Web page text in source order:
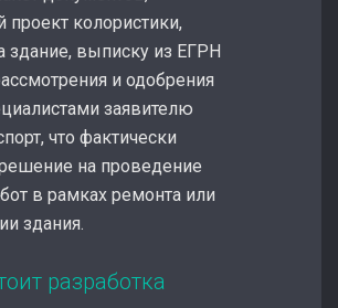
колористики,
здание, выписку из ЕГРН
и одобрения
заявителю
что фактически
на проведение
в рамках ремонта или
здания.
разработка